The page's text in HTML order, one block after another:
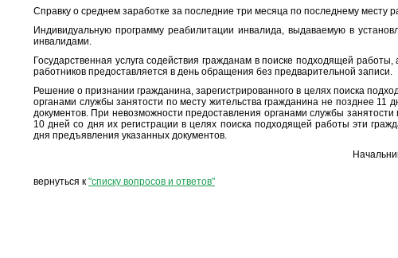
Справку о среднем заработке за последние три месяца по последнему месту
Индивидуальную программу реабилитации инвалида, выдаваемую в
инвалидами.
Государственная услуга содействия гражданам в поиске подходящей
работников предоставляется в день обращения без предварительной записи.
Решение о признании гражданина, зарегистрированного в целях поиска
органами службы занятости по месту жительства гражданина не позднее 11
документов. При невозможности предоставления органами службы
10 дней со дня их регистрации в целях поиска подходящей работы эти
дня предъявления указанных документов.
вернуться к "списку вопросов и ответов"